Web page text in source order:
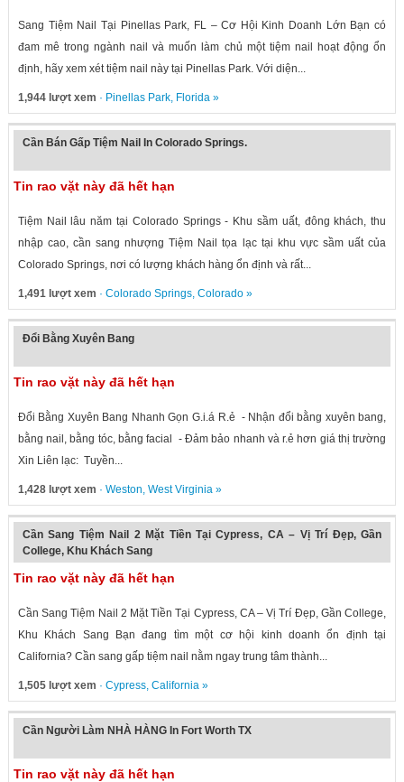
Sang Tiệm Nail Tại Pinellas Park, FL – Cơ Hội Kinh Doanh Lớn Bạn có
đam mê trong ngành nail và muốn làm chủ một tiệm nail hoạt động ổn
định, hãy xem xét tiệm nail này tại Pinellas Park. Với diện...
1,944 lượt xem · Pinellas Park, Florida»
Cần Bán Gấp Tiệm Nail In Colorado Springs.
Tin rao vặt này đã hết hạn
Tiệm Nail lâu năm tại Colorado Springs - Khu sầm uất, đông khách, thu
nhập cao, cần sang nhượng Tiệm Nail tọa lạc tại khu vực sầm uất của
Colorado Springs, nơi có lượng khách hàng ổn định và rất...
1,491 lượt xem · Colorado Springs, Colorado»
Đổi Bằng Xuyên Bang
Tin rao vặt này đã hết hạn
Đổi Bằng Xuyên Bang Nhanh Gọn G.i.á R.ẻ - Nhận đổi bằng xuyên bang,
bằng nail, bằng tóc, bằng facial​ - Đảm bảo nhanh và r.ẻ hơn giá thị trường
Xin Liên lạc: Tuyền...
1,428 lượt xem · Weston, West Virginia»
Cần Sang Tiệm Nail 2 Mặt Tiền Tại Cypress, CA – Vị Trí Đẹp, Gần
College, Khu Khách Sang
Tin rao vặt này đã hết hạn
Cần Sang Tiệm Nail 2 Mặt Tiền Tại Cypress, CA – Vị Trí Đẹp, Gần College,
Khu Khách Sang Bạn đang tìm một cơ hội kinh doanh ổn định tại
California? Cần sang gấp tiệm nail nằm ngay trung tâm thành...
1,505 lượt xem · Cypress, California»
Cần Người Làm NHÀ HÀNG In Fort Worth TX
Tin rao vặt này đã hết hạn